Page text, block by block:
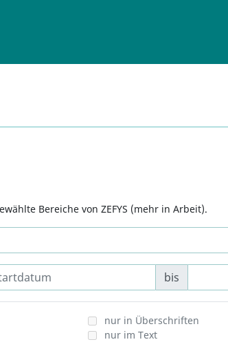
Bereiche von ZEFYS (mehr in Arbeit).
bis
nur in Überschriften
nur im Text